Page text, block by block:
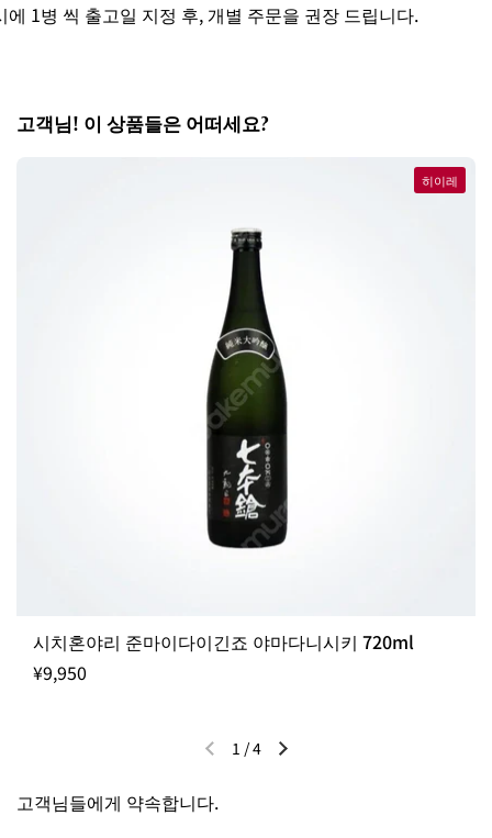
1병 씩 출고일 지정 후, 개별 주문을 권장 드립니다.
고객님! 이 상품들은 어떠세요?
시치혼야리 준마이다이긴죠 야마다니시키 720ml
¥9,950
히이레
이전 슬라이드다음 슬라이드
1 /4
고객님들에게 약속합니다.